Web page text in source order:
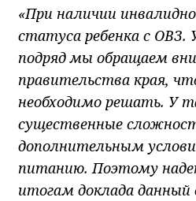
«При наличии
статуса ребенка с ОВЗ.
подряд мы обращаем
правительства края,
необходимо решать. У
существенные
дополнительным
питанию. Поэтому
итогам доклада